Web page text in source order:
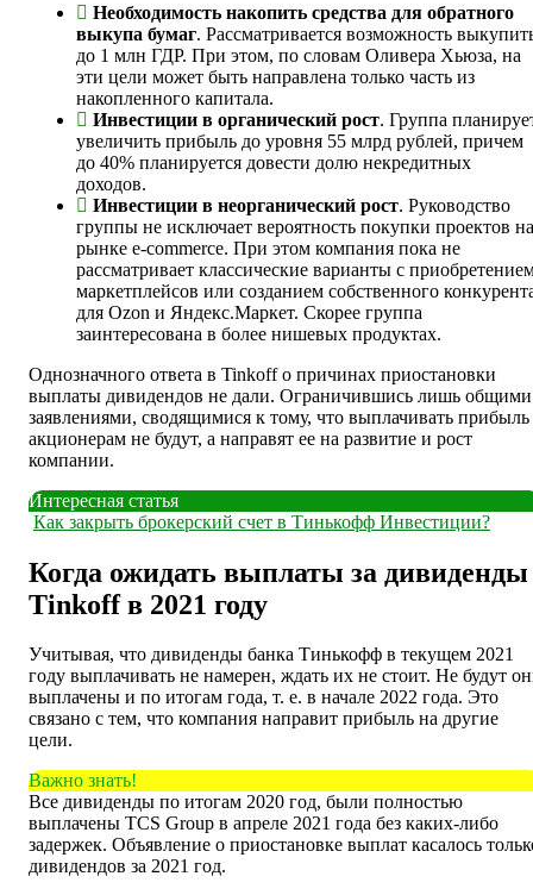
Необходимость накопить средства для обратного
выкупа бумаг. Рассматривается возможность
до 1 млн ГДР. При этом, по словам Оливера Хьюза, на
эти цели может быть направлена только часть из
накопленного капитала.
Инвестиции в органический рост. Группа
увеличить прибыль до уровня 55 млрд рублей, причем
до 40% планируется довести долю некредитных
доходов.
Инвестиции в неорганический рост. Руководство
группы не исключает вероятность покупки проектов на
рынке e-commerce. При этом компания пока не
рассматривает классические варианты с
маркетплейсов или созданием собственного
для Ozon и Яндекс.Маркет. Скорее группа
заинтересована в более нишевых продуктах.
Однозначного ответа в Tinkoff о причинах приостановки
выплаты дивидендов не дали. Ограничившись лишь общими
заявлениями, сводящимися к тому, что выплачивать прибыль
акционерам не будут, а направят ее на развитие и рост
компании.
Интересная статья
Как закрыть брокерский счет в Тинькофф Инвестиции?
Когда ожидать выплаты за дивиденды
Tinkoff в 2021 году
Учитывая, что дивиденды банка Тинькофф в текущем 2021
году выплачивать не намерен, ждать их не стоит. Не будут
выплачены и по итогам года, т. е. в начале 2022 года. Это
связано с тем, что компания направит прибыль на другие
цели.
Важно знать!
Все дивиденды по итогам 2020 год, были полностью
выплачены TCS Group в апреле 2021 года без каких-либо
задержек. Объявление о приостановке выплат касалось
дивидендов за 2021 год.